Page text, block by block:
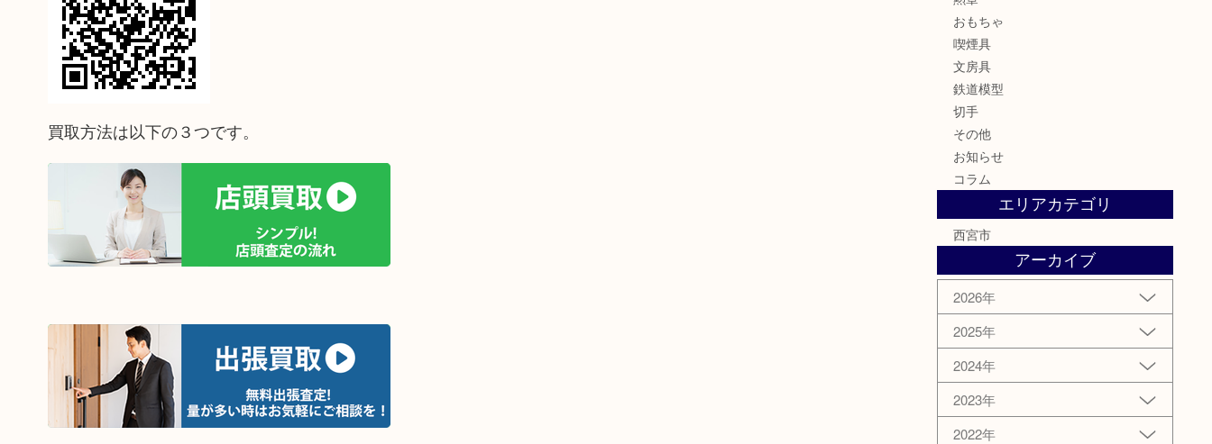
買取方法は以下の３つです。
おもちゃ
喫煙具
文房具
鉄道模型
切手
その他
お知らせ
コラム
エリアカテゴリ
西宮市
アーカイブ
2026年
2025年
2024年
2023年
2022年